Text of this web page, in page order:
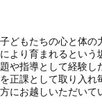
子どもたちの心と体の
により育まれるという
題や指導として経験し
を正課として取り入
方にお越しいただいて